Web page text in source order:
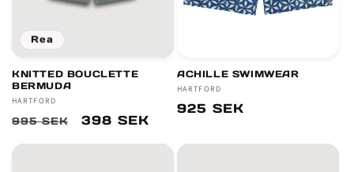
Rea
KNITTED BOUCLETTE
BERMUDA
Säljare:
HARTFORD
Ordinarie
995 SEK Försäljningspris
398 SEK
ACHILLE SWIMWEAR
Säljare:
HARTFORD
Ordinarie
925 SEK